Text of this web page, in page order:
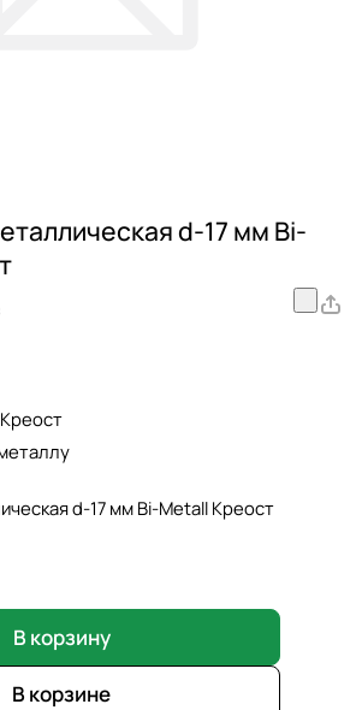
d-17 мм Bi-
Креост
d-17 мм Bi-Metall Креост
В корзину
В корзине